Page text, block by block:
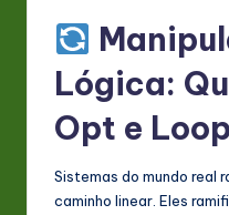
Lógica:
Opt e Loop
Sistemas do mundo real
caminho linear. Eles